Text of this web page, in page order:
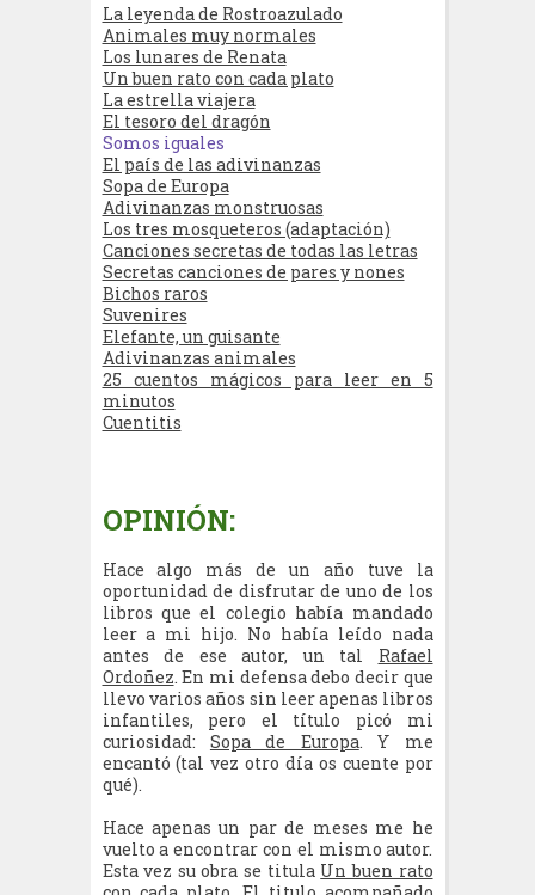
La leyenda de Rostroazulado
Animales muy normales
Los lunares de Renata
Un buen rato con cada plato
La estrella viajera
El tesoro del dragón
Somos iguales
El país de las adivinanzas
Sopa de Europa
Adivinanzas monstruosas
Los tres mosqueteros (adaptación)
Canciones secretas de todas las letras
Secretas canciones de pares y nones
Bichos raros
Suvenires
Elefante, un guisante
Adivinanzas animales
25 cuentos mágicos para leer en 5
minutos
Cuentitis
OPINIÓN:
Hace algo más de un año tuve la
oportunidad de disfrutar de uno de los
libros que el colegio había mandado
leer a mi hijo. No había leído nada
antes de ese autor, un tal Rafael
Ordoñez. En mi defensa debo decir que
llevo varios años sin leer apenas libros
infantiles, pero el título picó mi
curiosidad: Sopa de Europa. Y me
encantó (tal vez otro día os cuente por
qué).
Hace apenas un par de meses me he
vuelto a encontrar con el mismo autor.
Esta vez su obra se titula Un buen rato